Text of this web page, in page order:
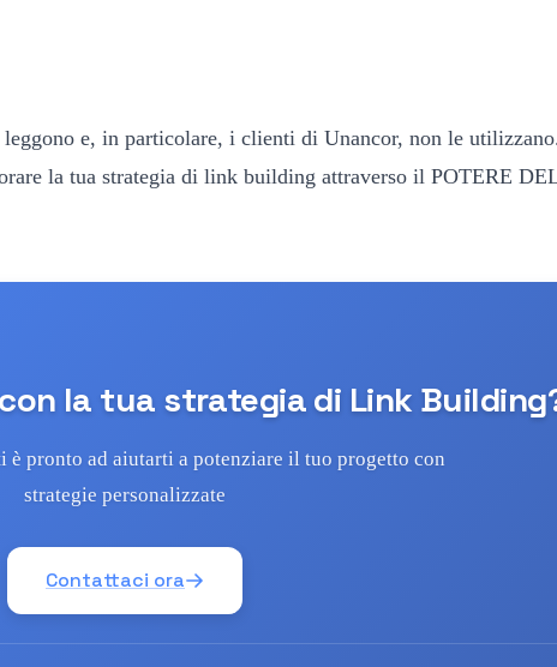
e, in particolare, i clienti di Unancor, non le
la tua strategia di link building attraverso il POTERE
la tua strategia di Link
è pronto ad aiutarti a potenziare il tuo progetto con
strategie personalizzate
Contattaci ora